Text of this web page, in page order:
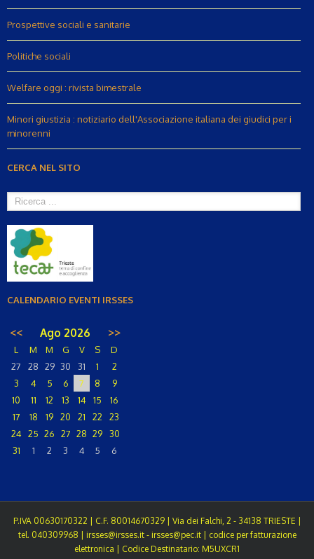
Prospettive sociali e sanitarie
Politiche sociali
Welfare oggi : rivista bimestrale
Minori giustizia : notiziario dell'Associazione italiana dei giudici per i
minorenni
CERCA NEL SITO
CALENDARIO EVENTI IRSSES
<< Ago 2026 >>
L M M G V S
D
27
28 29 30 31 1
2
3
4 5 6 7 8
9
10
11 12 13 14 15
16
17
18 19 20 21 22
23
24
25 26 27 28 29
30
31
1 2 3 4 5 6
P.IVA 00630170322 | C.F. 80014670329 | Via dei Falchi, 2 - 34138 TRIESTE |
tel. 040309968 | irsses@irsses.it - irsses@pec.it | codice per fatturazione
elettronica | Codice Destinatario: M5UXCR1